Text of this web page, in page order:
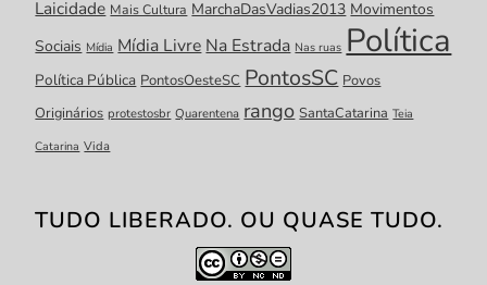
Laicidade Mais Cultura MarchaDasVadias2013 Movimentos
Sociais Mídia Mídia LivreNa Estrada Nas ruas Política
Política Pública PontosOesteSC PontosSC Povos
Originários protestosbr Quarentena rango SantaCatarina Teia
Catarina Vida
TUDO LIBERADO. OU QUASE TUDO.